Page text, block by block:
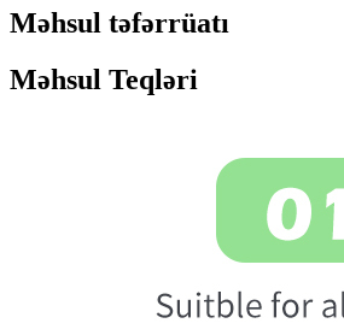
Məhsul təfərrüatı
Məhsul Teqləri